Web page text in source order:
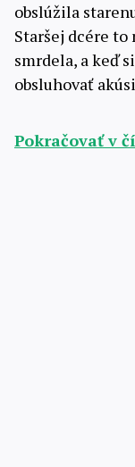
obslúžila
Staršej dcére to
smrdela, a keď
obsluhovať
Pokračovať v